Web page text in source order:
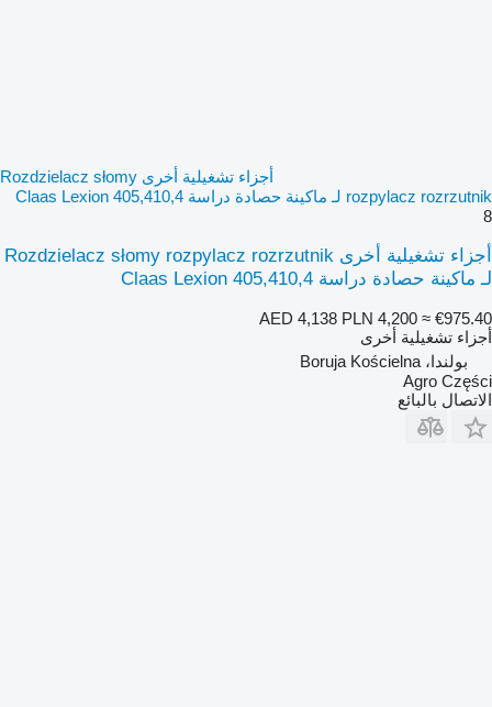
أجزاء تشغيلية أخرى Rozdzielacz słomy
rozpylacz rozrzutnik لـ ماكينة حصادة دراسة Claas Lexion 405,410,4
8
أجزاء تشغيلية أخرى Rozdzielacz słomy rozpylacz rozrzutnik
لـ ماكينة حصادة دراسة Claas Lexion 405,410,4
AED 4,138 PLN 4,200 ≈ €975.40
أجزاء تشغيلية أخرى
بولندا، Boruja Kościelna
Agro Części
الاتصال بالبائع